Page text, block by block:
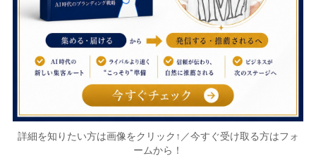
詳細を知りたい方は画像をクリック↑／今すぐ受け取る方はフォ
ームから！